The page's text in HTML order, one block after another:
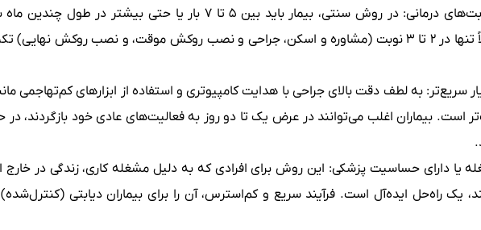
کاهش چشمگیر تعداد نوبت‌های درمانی: در روش سنتی، بیمار باید بین
دیجیتال، کل درمان معمولاً تنها در ۲ تا ۳ نوبت (مشاوره و اسکن، جراحی و نصب روکش موقت، و
سریع‌تر: به لطف دقت بالای جراحی با هدایت کامپیوتری و استفاده از ابزارهای کم‌تهاجمی
است. بیماران اغلب می‌توانند در عرض یک تا دو روز به فعالیت‌های عادی خود
یا دارای حساسیت پزشکی: این روش برای افرادی که به دلیل مشغله کاری، زندگی در
یک راه‌حل ایده‌آل است. فرآیند سریع و کم‌استرس، آن را برای بیماران دیابتی